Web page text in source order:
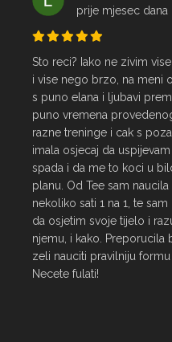
prije mjesec dana
Sto reci? Iako ne zivim
i vise nego brzo, na meni
s puno elana i ljubavi
puno vremena
razne treninge i cak s
imala osjecaj da
spada i da me to koci u
planu. Od Tee sam
nekoliko sati 1 na 1, te
da osjetim svoje tijelo i
njemu, i kako. Preporucila
zeli nauciti pravilniju
Necete fulati!